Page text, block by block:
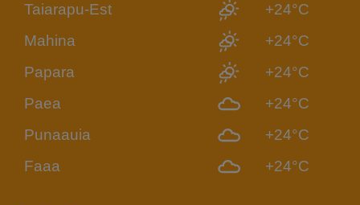
Taiarapu-Est
+24°C
Mahina
+24°C
Papara
+24°C
Paea
+24°C
Punaauia
+24°C
Faaa
+24°C